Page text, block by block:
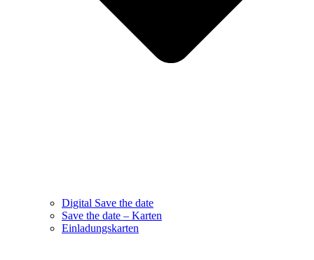
Digital Save the date
Save the date – Karten
Einladungskarten